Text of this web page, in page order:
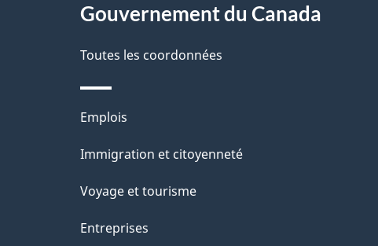
d
e
l
Gouvernement du Canada
Toutes les coordonnées
Thèmes
et
Emplois
Immigration et citoyenneté
Voyage et tourisme
Entreprises